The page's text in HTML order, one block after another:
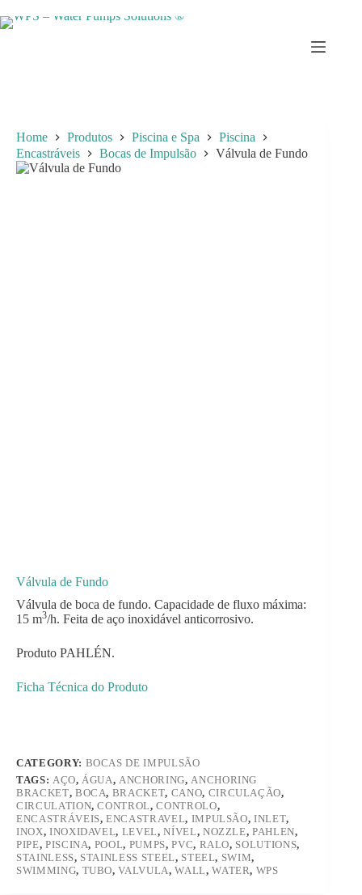
to
Home Produtos Piscina e Spa
Piscina
Encastráveis
Bocas de Impulsão Válvula de Fundo
Válvula de Fundo
Válvula de boca de fundo. Capacidade de fluxo máxima:
15 m3/h. Feita de aço inoxidável anticorrosivo.
Produto PAHLÉN.
Ficha Técnica do Produto
CATEGORY: BOCAS DE IMPULSÃO
TAGS: AÇO, ÁGUA, ANCHORING, ANCHORING
BRACKET, BOCA, BRACKET, CANO, CIRCULAÇÃO,
CIRCULATION,CONTROL,CONTROLO,
ENCASTRÁVEIS,ENCASTRAVEL, IMPULSÃO,INLET,
INOX, INOXIDAVEL, LEVEL,NÍVEL, NOZZLE,PAHLEN,
PIPE, PISCINA, POOL, PUMPS,PVC, RALO, SOLUTIONS,
STAINLESS, STAINLESS STEEL, STEEL, SWIM,
SWIMMING, TUBO,VALVULA,WALL,WATER, WPS